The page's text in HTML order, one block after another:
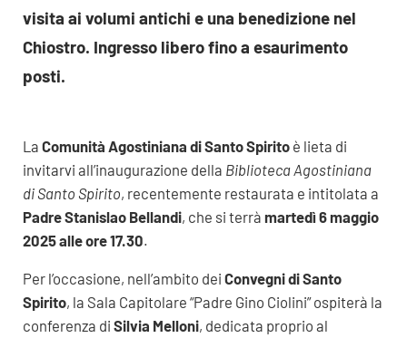
visita ai volumi antichi e una benedizione nel
Chiostro. Ingresso libero fino a esaurimento
posti.
La Comunità Agostiniana di Santo Spiritoè lieta di
invitarvi all’inaugurazione della Biblioteca Agostiniana
di Santo Spirito, recentemente restaurata e intitolata a
Padre Stanislao Bellandi, che si terrà martedì 6 maggio
2025 alle ore 17.30.
Per l’occasione, nell’ambito dei Convegni di Santo
Spirito, la Sala Capitolare “Padre Gino Ciolini” ospiterà la
conferenza di Silvia Melloni, dedicata proprio al